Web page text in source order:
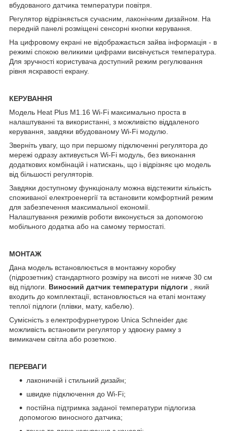
вбудованого датчика температури повітря.
Регулятор відрізняється сучасним, лаконічним дизайном. На
передній панелі розміщені сенсорні кнопки керування.
На цифровому екрані не відображається зайва інформація - в
режимі спокою великими цифрами висвічується температура.
Для зручності користувача доступний режим регулювання
рівня яскравості екрану.
КЕРУВАННЯ
Модель Heat Plus M1.16 Wi-Fi максимально проста в
налаштуванні та використанні, з можливістю віддаленого
керування, завдяки вбудованому Wi-Fi модулю.
Зверніть увагу, що при першому підключенні регулятора до
мережі одразу активується Wi-Fi модуль, без виконання
додаткових комбінацій і натискань, що і відрізняє цю модель
від більшості регуляторів.
Завдяки доступному функціоналу можна відстежити кількість
споживаної електроенергії та встановити комфортний режим
для забезпечення максимальної економії.
Налаштування режимів роботи виконується за допомогою
мобільного додатка або на самому термостаті.
МОНТАЖ
Дана модель встановлюється в монтажну коробку
(підрозетник) стандартного розміру на висоті не нижче 30 см
від підлоги. Виносний датчик температури підлоги , який
входить до комплектації, встановлюється на етапі монтажу
теплої підлоги (плівки, мату, кабелю).
Сумісність з електрофурнетурою Unica Schneider дає
можливість встановити регулятор у здвоєну рамку з
вимикачем світла або розеткою.
ПЕРЕВАГИ
лаконичній і стильний дизайн;
швидке підключення до Wi-Fi;
постійна підтримка заданої температури підлогиза
допомогою виносного датчика;